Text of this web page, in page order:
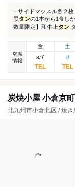
...サイドマッスル各２
黒タンの1本から1食し
数量限定】和牛上タン
空席
情報
金
8/7
土
8
炭焼小屋 小倉京
北九州市小倉北区 / 焼